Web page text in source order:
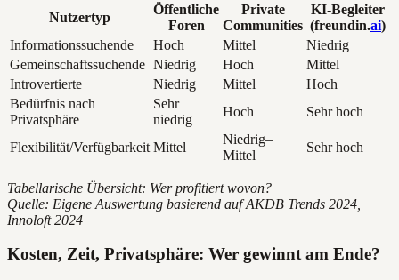
Nutzertyp
Öffentliche
Foren
Private
Communities
KI-Begleiter
(freundin.ai)
Informationssuchende
Hoch Mittel
Niedrig
Gemeinschaftssuchende Niedrig Hoch
Mittel
Introvertierte
Niedrig Mittel
Hoch
Bedürfnis nach
Privatsphäre
Sehr
niedrig
Hoch Sehr hoch
Flexibilität/Verfügbarkeit Mittel
Niedrig–
Mittel
Sehr hoch
Tabellarische Übersicht: Wer profitiert wovon?
Quelle: Eigene Auswertung basierend auf AKDB Trends 2024,
Innoloft 2024
Kosten, Zeit, Privatsphäre: Wer gewinnt am Ende?